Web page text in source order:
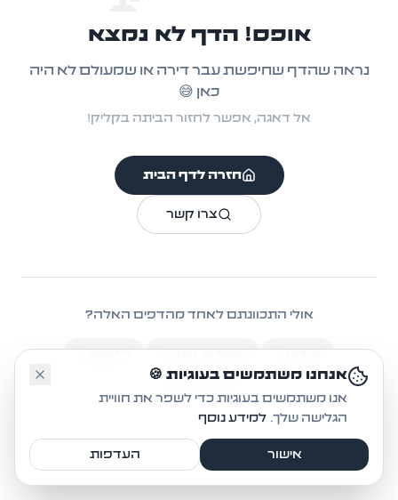
🤔
אופס! הדף לא נמצא
נראה שהדף שחיפשת עבר דירה או שמעולם לא היה
כאן 😅
אל דאגה, אפשר לחזור הביתה בקליק!
חזרה לדף הבית
צרו קשר
אולי התכוונתם לאחד מהדפים האלה?
אנחנו משתמשים בעוגיות 🍪
אנו משתמשים בעוגיות כדי לשפר את חוויית
הגלישה שלך. למידע נוסף
אישור העדפות